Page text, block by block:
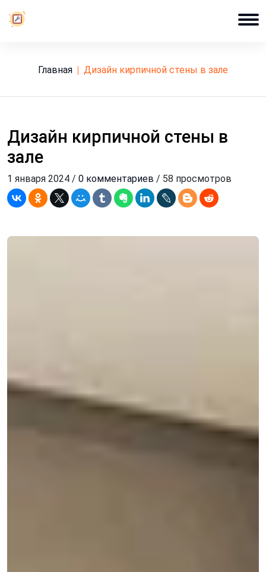
Главная дизайн кирпичной стены в зале
Дизайн кирпичной стены в
зале
1 января 2024 / 0 комментариев / 58 просмотров